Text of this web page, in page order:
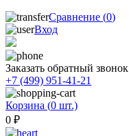
Сравнение (0)
Вход
Заказать обратный звонок
+7 (499) 951-41-21
Корзина (0 шт.)
0 ₽